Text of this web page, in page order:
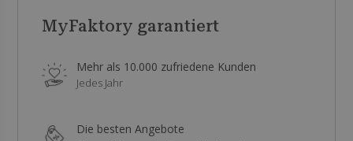
MyFaktory garantiert
Mehr als 10.000 zufriedene Kunden
Jedes Jahr
Die besten Angebote